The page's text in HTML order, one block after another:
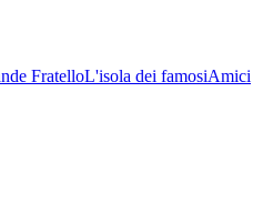
FratelloL'isola dei famosiAmici